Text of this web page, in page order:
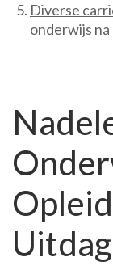
Diverse
onderwijs